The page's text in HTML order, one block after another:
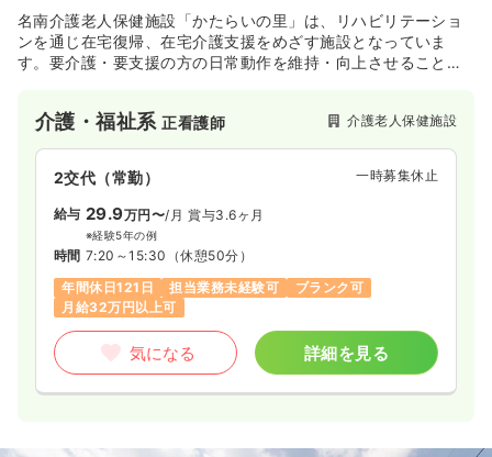
名南介護老人保健施設「かたらいの里」は、リハビリテーショ
ンを通じ在宅復帰、在宅介護支援をめざす施設となっていま
す。要介護・要支援の方の日常動作を維持・向上させることに
介護・福祉系正看護師 介護老人保健施設
2交代（常勤） 一時募集休止
給与 29.9万円〜/月 賞与3.6ヶ月
※経験5年の例
時間 7:20～15:30 （休憩50分）
年間休日121日
担当業務未経験可
ブランク可
月給32万円以上可
気になる 詳細を見る